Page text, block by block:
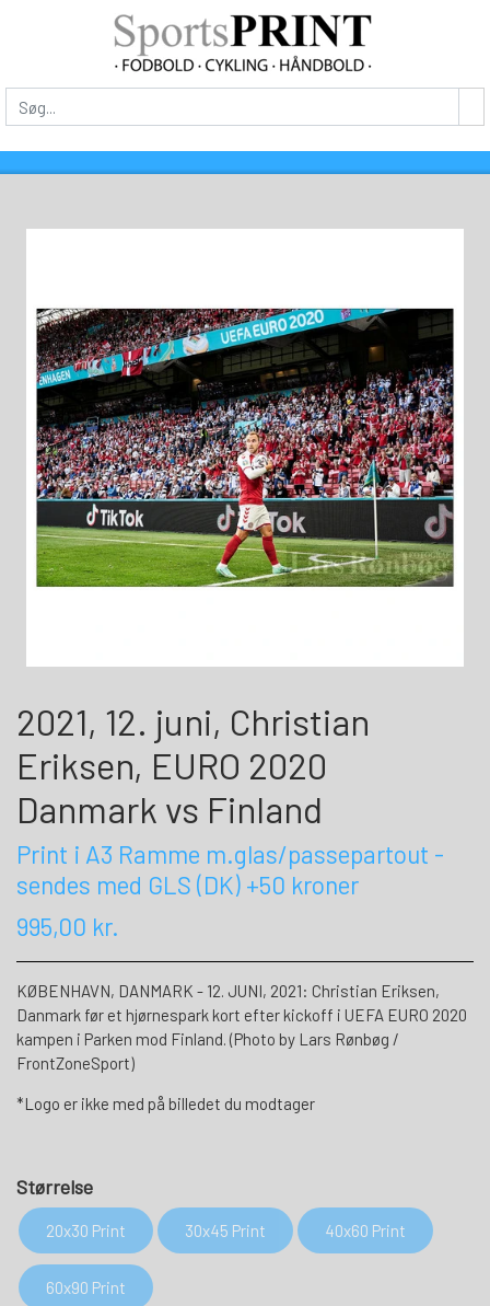
2021, 12. juni, Christian
Eriksen, EURO 2020
Danmark vs Finland
Print i A3 Ramme m.glas/passepartout -
sendes med GLS (DK) +50 kroner
995,00 kr.
KØBENHAVN, DANMARK - 12. JUNI, 2021: Christian Eriksen,
Danmark før et hjørnespark kort efter kickoff i UEFA EURO 2020
kampen i Parken mod Finland. (Photo by Lars Rønbøg /
FrontZoneSport)
*Logo er ikke med på billedet du modtager
Størrelse
20x30 Print 30x45 Print 40x60 Print
60x90 Print